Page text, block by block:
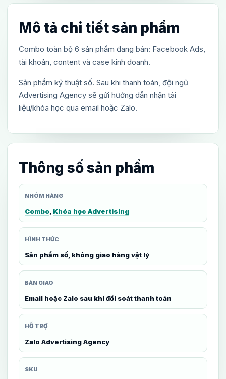
Mô tả chi tiết sản phẩm
Combo toàn bộ 6 sản phẩm đang bán: Facebook Ads,
tài khoản, content và case kinh doanh.
Sản phẩm kỹ thuật số. Sau khi thanh toán, đội ngũ
Advertising Agency sẽ gửi hướng dẫn nhận tài
liệu/khóa học qua email hoặc Zalo.
Thông số sản phẩm
NHÓM HÀNG
Combo Khóa học Advertising
HÌNH THỨC
Sản phẩm số, không giao hàng vật lý
BÀN GIAO
Email hoặc Zalo sau khi đối soát thanh toán
HỖ TRỢ
Zalo Advertising Agency
SKU